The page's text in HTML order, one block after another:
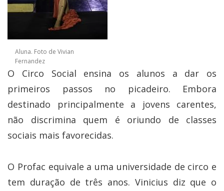
Aluna. Foto de Vivian
Fernandez
O Circo Social ensina os alunos a dar os
primeiros passos no picadeiro. Embora
destinado principalmente a jovens carentes,
não discrimina quem é oriundo de classes
sociais mais favorecidas.
O Profac equivale a uma universidade de circo e
tem duração de três anos. Vinicius diz que o